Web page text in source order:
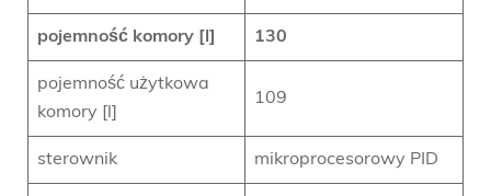
pojemność komory [l] 130
pojemność użytkowa
komory [l]
109
sterownik mikroprocesorowy PID